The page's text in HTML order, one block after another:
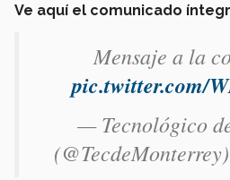
Ve aquí el comunicado
Mensaje a la
pic.twitter.com/
— Tecnológico